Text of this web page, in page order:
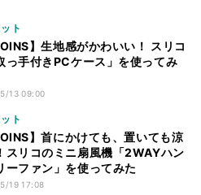
ト
】生地感がかわいい！ スリコ
っ手付きPCケース」を使ってみ
13 09:00
ト
】首にかけても、置いても涼
スリコのミニ扇風機「2WAYハン
ーファン」を使ってみた
19 17:08